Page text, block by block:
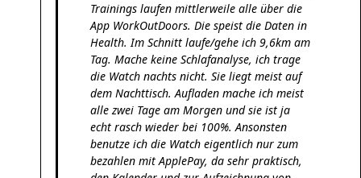
Trainings laufen mittlerweile alle über die
App WorkOutDoors. Die speist die Daten in
Health. Im Schnitt laufe/gehe ich 9,6km am
Tag. Mache keine Schlafanalyse, ich trage
die Watch nachts nicht. Sie liegt meist auf
dem Nachttisch. Aufladen mache ich meist
alle zwei Tage am Morgen und sie ist ja
echt rasch wieder bei 100%. Ansonsten
benutze ich die Watch eigentlich nur zum
bezahlen mit ApplePay, da sehr praktisch,